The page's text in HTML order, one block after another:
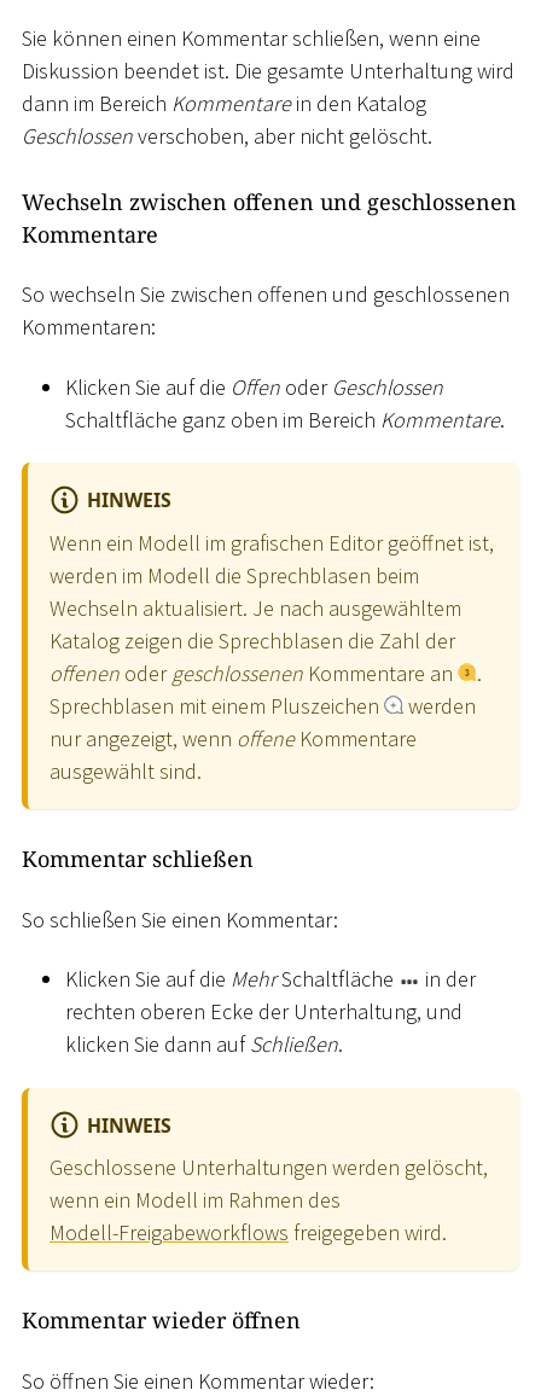
Sie können einen Kommentar schließen, wenn eine
Diskussion beendet ist. Die gesamte Unterhaltung wird
dann im Bereich Kommentarein den Katalog
Geschlossenverschoben, aber nicht gelöscht.
Wechseln zwischen offenen und geschlossenen
Kommentare
So wechseln Sie zwischen offenen und geschlossenen
Kommentaren:
Klicken Sie auf die Offen oder Geschlossen
Schaltfläche ganz oben im Bereich Kommentare.
HINWEIS
Wenn ein Modell im grafischen Editor geöffnet ist,
werden im Modell die Sprechblasen beim
Wechseln aktualisiert. Je nach ausgewähltem
Katalog zeigen die Sprechblasen die Zahl der
offenen oder geschlossenen Kommentare an
.
Sprechblasen mit einem Pluszeichen
werden
nur angezeigt, wenn offeneKommentare
ausgewählt sind.
Kommentar schließen
So schließen Sie einen Kommentar:
Klicken Sie auf die MehrSchaltfläche
in der
rechten oberen Ecke der Unterhaltung, und
klicken Sie dann aufSchließen.
HINWEIS
Geschlossene Unterhaltungen werden gelöscht,
wenn ein Modell im Rahmen des
Modell-Freigabeworkflows freigegeben wird.
Kommentar wieder öffnen
So öffnen Sie einen Kommentar wieder: